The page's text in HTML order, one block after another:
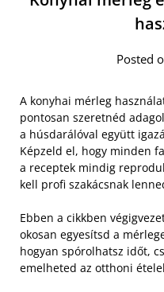
Posted
A konyhai mérleg
pontosan szeretnéd
a húsdarálóval együtt
Képzeld el, hogy minden
a receptek mindig
kell profi szakácsnak
Ebben a cikkben
okosan egyesítsd a
hogyan spórolhatsz időt,
emelheted az otthoni